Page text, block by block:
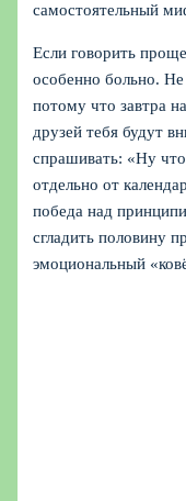
самостоятельный
Если говорить
особенно больно.
потому что завтра
друзей тебя будут
спрашивать: «Ну
отдельно от
победа над
сгладить половину
эмоциональный